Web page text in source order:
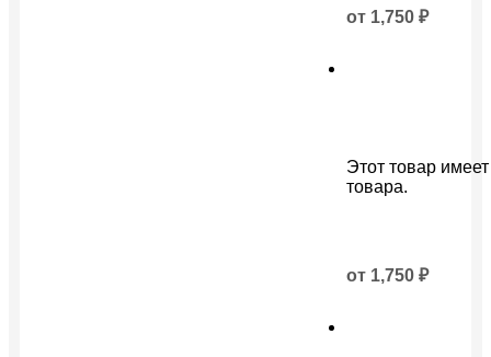
от 1,750 ₽
Этот товар
товара.
от 1,750 ₽